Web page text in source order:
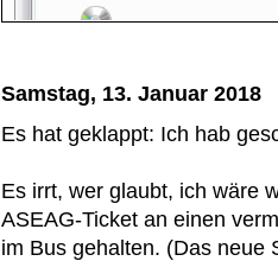
Samstag, 13. Januar 2018
Es hat geklappt: Ich hab
Es irrt, wer glaubt, ich wäre
ASEAG-Ticket an einen
im Bus gehalten. (Das neue